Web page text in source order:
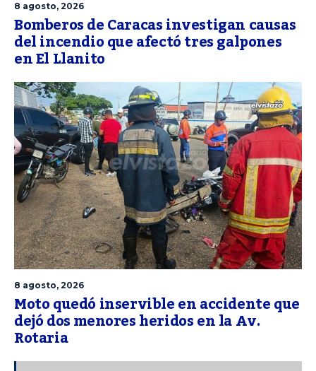
8 agosto, 2026
Bomberos de Caracas investigan causas
del incendio que afectó tres galpones
en El Llanito
8 agosto, 2026
Moto quedó inservible en accidente que
dejó dos menores heridos en la Av.
Rotaria